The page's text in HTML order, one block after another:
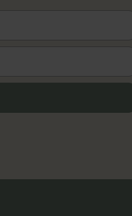
høje temperaturer,
der passer til dine